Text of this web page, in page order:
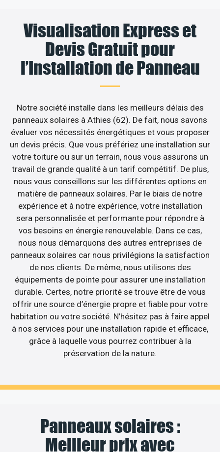
Visualisation Express et
Devis Gratuit pour
l’Installation de Panneau
Notre société installe dans les meilleurs délais des
panneaux solaires à Athies (62). De fait, nous savons
évaluer vos nécessités énergétiques et vous proposer
un devis précis. Que vous préfériez une installation sur
votre toiture ou sur un terrain, nous vous assurons un
travail de grande qualité à un tarif compétitif. De plus,
nous vous conseillons sur les différentes options en
matière de panneaux solaires. Par le biais de notre
expérience et à notre expérience, votre installation
sera personnalisée et performante pour répondre à
vos besoins en énergie renouvelable. Dans ce cas,
nous nous démarquons des autres entreprises de
panneaux solaires car nous privilégions la satisfaction
de nos clients. De même, nous utilisons des
équipements de pointe pour assurer une installation
durable. Certes, notre priorité se trouve être de vous
offrir une source d’énergie propre et fiable pour votre
habitation ou votre société. N’hésitez pas à faire appel
à nos services pour une installation rapide et efficace,
grâce à laquelle vous pourrez contribuer à la
préservation de la nature.
Panneaux solaires :
Meilleur prix avec